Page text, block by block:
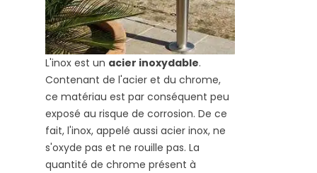
L'inox est un acier inoxydable.
Contenant de l'acier et du chrome,
ce matériau est par conséquent peu
exposé au risque de corrosion. De ce
fait, l'inox, appelé aussi acier inox, ne
s'oxyde pas et ne rouille pas. La
quantité de chrome présent à